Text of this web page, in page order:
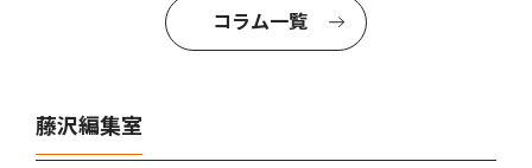
コラム一覧
藤沢編集室